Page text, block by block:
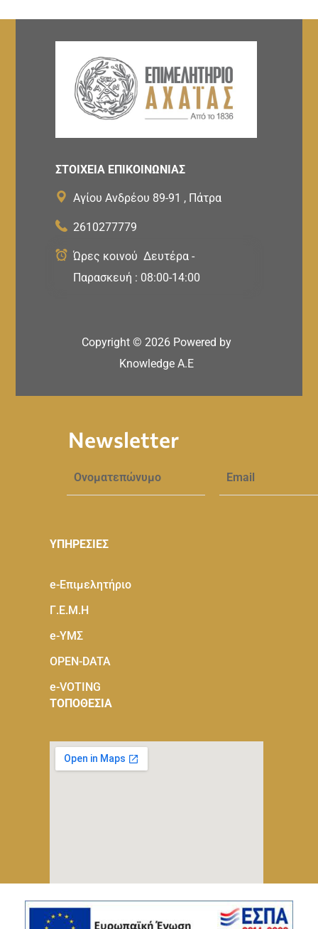
ΣΤΟΙΧΕΙΑ ΕΠΙΚΟΙΝΩΝΙΑΣ
Αγίου Ανδρέου 89-91 , Πάτρα
2610277779
Ώρες κοινού Δευτέρα -
Παρασκευή : 08:00-14:00
Copyright © 2026 Powered by
Knowledge A.E
Newsletter
ΥΠΗΡΕΣΙΕΣ
e-Eπιμελητήριο
Γ.Ε.Μ.Η
e-ΥΜΣ
OPEN-DATA
e-VOTING
ΤΟΠΟΘΕΣΙΑ